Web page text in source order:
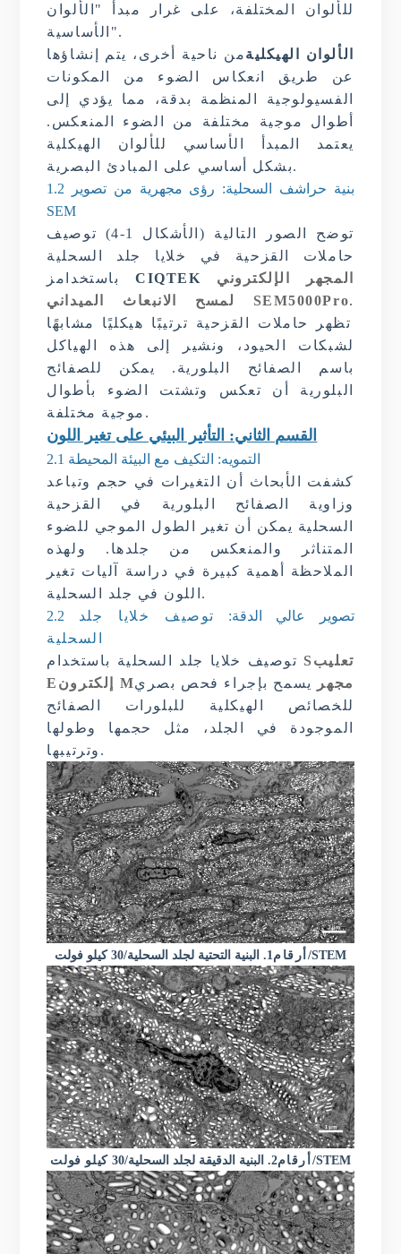
للألوان المختلفة، على غرار مبدأ "الألوان
الأساسية".
الألوان الهيكليةمن ناحية أخرى، يتم إنشاؤها
عن طريق انعكاس الضوء من المكونات
الفسيولوجية المنظمة بدقة، مما يؤدي إلى
أطوال موجية مختلفة من الضوء المنعكس.
يعتمد المبدأ الأساسي للألوان الهيكلية
بشكل أساسي على المبادئ البصرية.
1.2 بنية حراشف السحلية: رؤى مجهرية من تصوير
SEM
توضح الصور التالية (الأشكال 1-4) توصيف
حاملات القزحية في خلايا جلد السحلية
باستخدام
زCIQTEK
المجهر الإلكتروني
لمسح الانبعاث الميداني SEM5000Pro.
تظهر حاملات القزحية ترتيبًا هيكليًا مشابهًا
لشبكات الحيود، ونشير إلى هذه الهياكل
باسم الصفائح البلورية. يمكن للصفائح
البلورية أن تعكس وتشتت الضوء بأطوال
موجية مختلفة.
القسم الثاني: التأثير البيئي على تغير اللون
2.1 التمويه: التكيف مع البيئة المحيطة
كشفت الأبحاث أن التغيرات في حجم وتباعد
وزاوية الصفائح البلورية في القزحية
السحلية يمكن أن تغير الطول الموجي للضوء
المتناثر والمنعكس من جلدها. ولهذه
الملاحظة أهمية كبيرة في دراسة آليات تغير
اللون في جلد السحلية.
2.2
تصوير عالي الدقة:
توصيف خلايا جلد
السحلية
Sتعليب
E
M مجهر
يسمح بإجراء فحص بصري
للخصائص الهيكلية للبلورات الصفائح
الموجودة في الجلد، مثل حجمها وطولها
وترتيبها.
أرقام1. البنية التحتية لجلد السحلية /30 كيلو فولت/STEM
أرقام2. البنية الدقيقة لجلد السحلية/30 كيلو فولت /STEM